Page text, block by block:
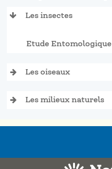
Les insectes
Etude Entomologique
Les oiseaux
Les milieux naturels